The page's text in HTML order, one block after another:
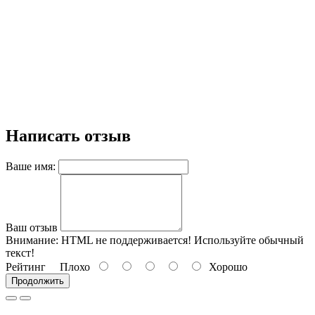
Написать отзыв
Ваше имя:
Ваш отзыв
Внимание: HTML не поддерживается! Используйте обычный
текст!
Рейтинг Плохо Хорошо
Продолжить